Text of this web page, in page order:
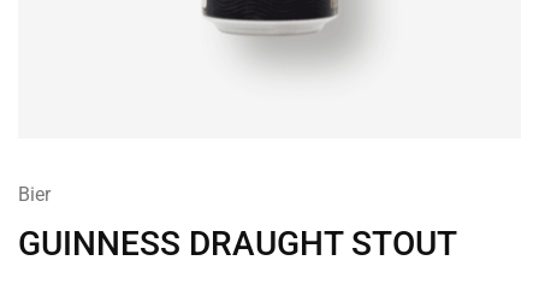
Bier
GUINNESS DRAUGHT STOUT